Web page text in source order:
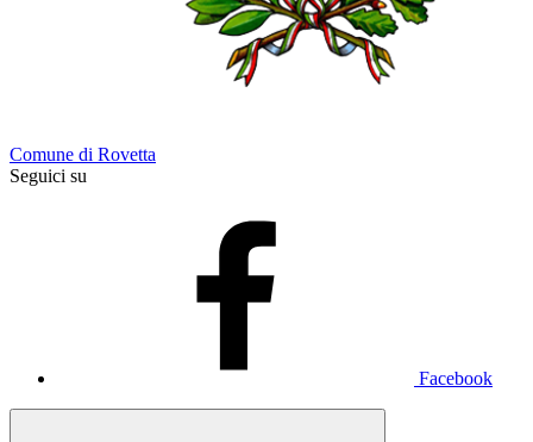
Comune di Rovetta
Seguici su
Facebook